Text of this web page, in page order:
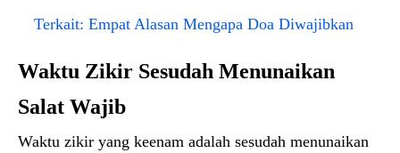
Terkait: Empat Alasan Mengapa Doa Diwajibkan
Waktu Zikir Sesudah Menunaikan
Salat Wajib
Waktu zikir yang keenam adalah sesudah menunaikan